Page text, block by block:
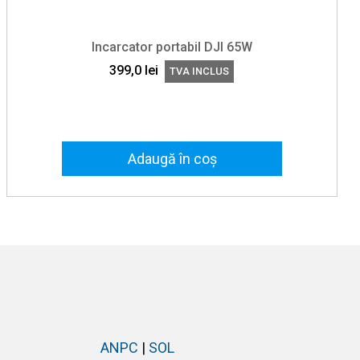
Incarcator portabil DJI 65W
399,0 lei TVA INCLUS
Adaugă în coș
ANPC | SOL